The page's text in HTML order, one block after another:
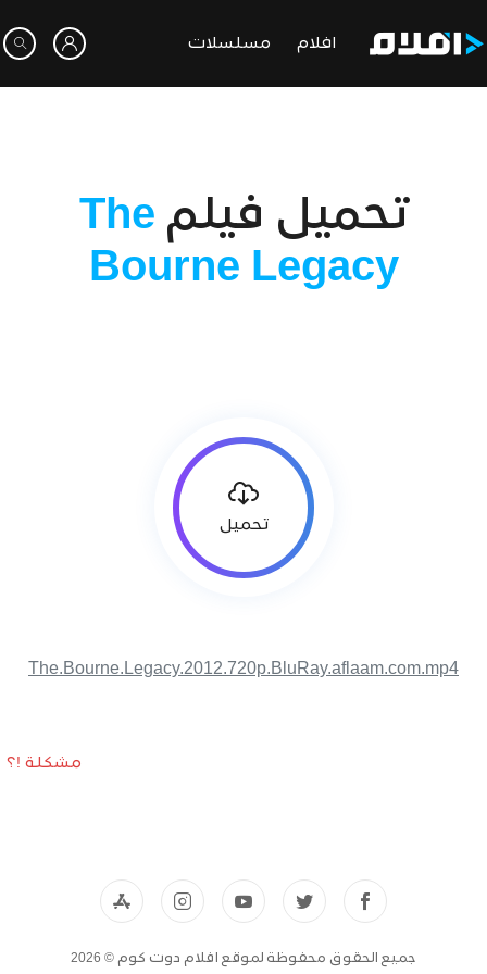
افلام مسلسلات
تحميل فيلم The
Bourne Legacy
تحميل
The.Bourne.Legacy.2012.720p.BluRay.aflaam.com.mp4
مشكلة !؟
جميع الحقوق محفوظة لموقع افلام دوت كوم © 2026